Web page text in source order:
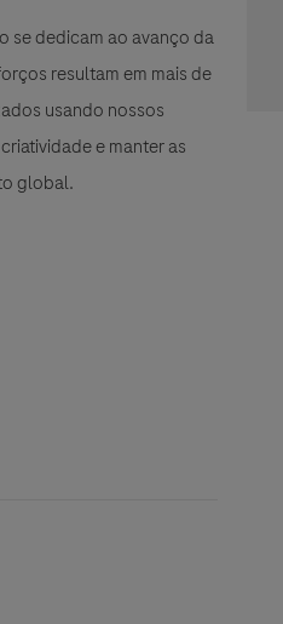
se dedicam ao avanço da
resultam em mais de
usando nossos
e manter as
global.